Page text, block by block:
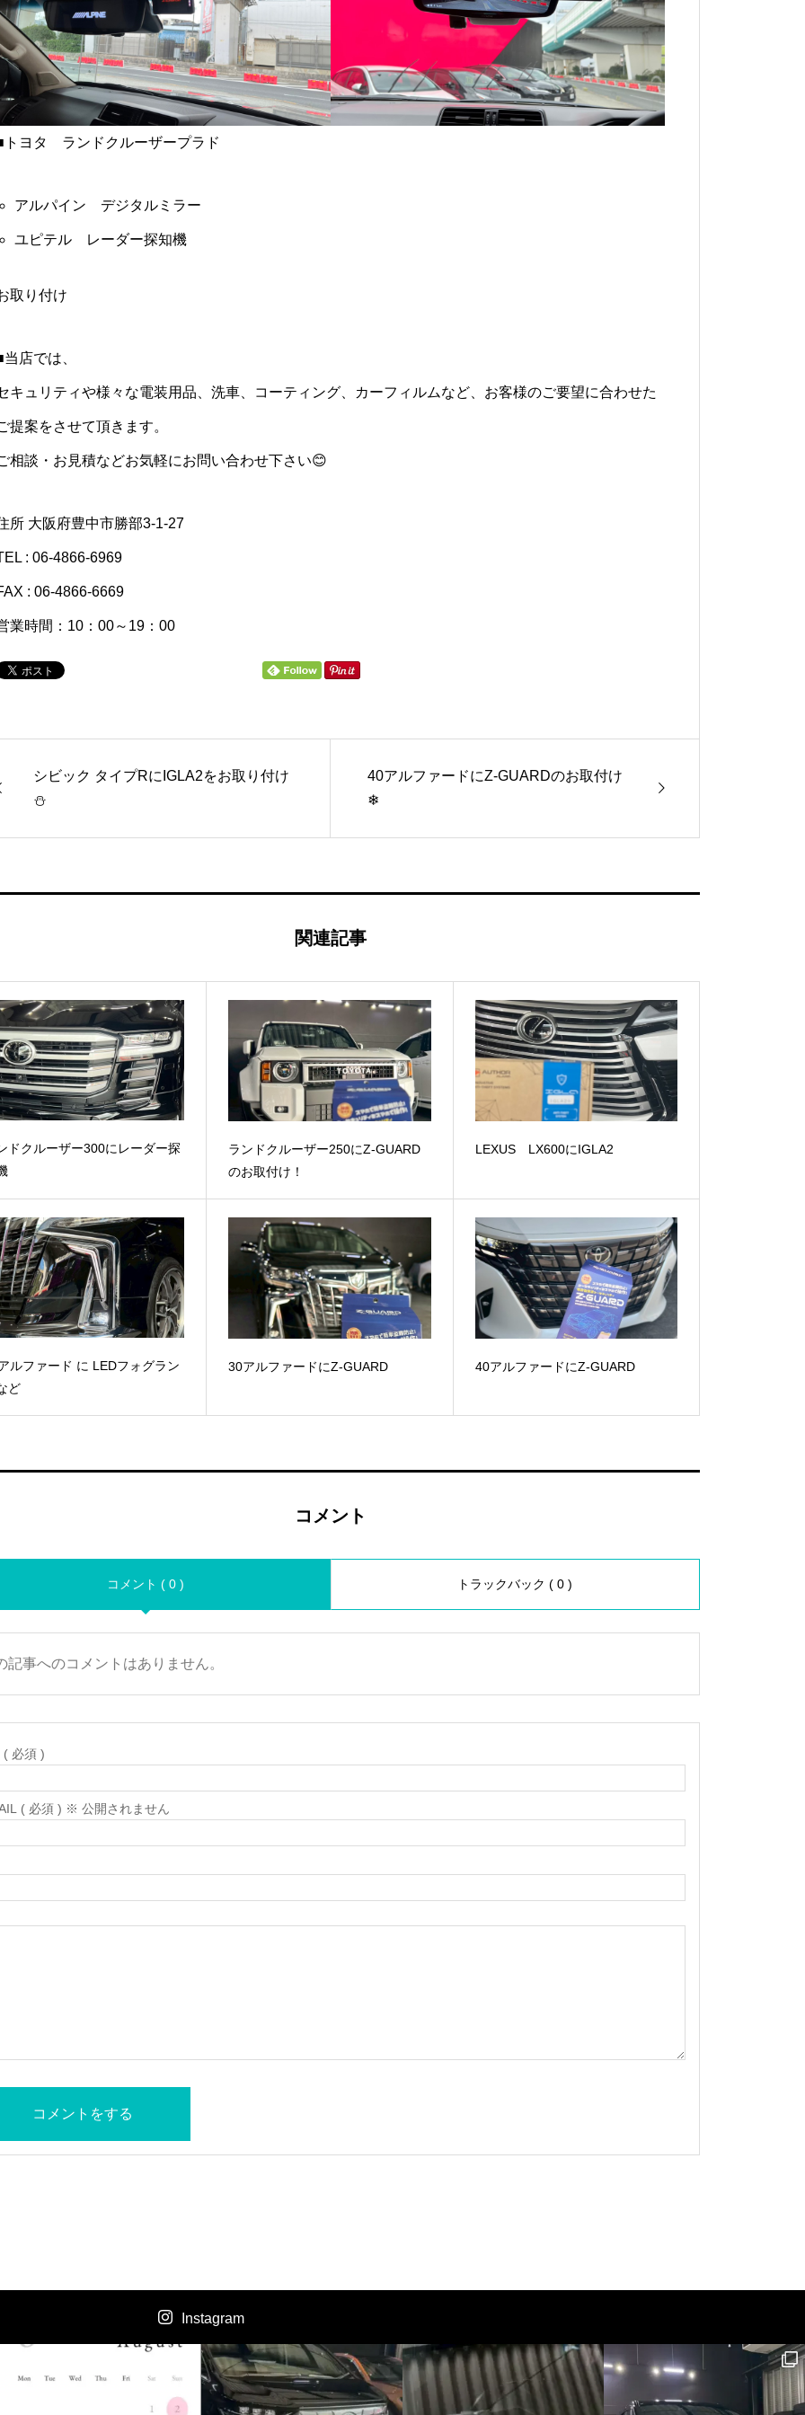
トヨタ ランドクルーザープラド
アルパイン デジタルミラー
ユピテル レーダー探知機
取り付け
当店では、
キュリティや様々な電装用品、洗車、コーティング、カーフィルムなど、お客様のご要望に合わせた
提案をさせて頂きます。
相談・お見積などお気軽にお問い合わせ下さい😊
所 大阪府豊中市勝部3-1-27
: 06-4866-6969
: 06-4866-6669
業時間：10：00～19：00
シビック タイプRにIGLA2をお取り付け
⛄
40アルファードにZ-GUARDのお取付け
❄
関連記事
ドクルーザー300にレーダー探
ランドクルーザー250にZ-GUARD
のお取付け！
LEXUS LX600にIGLA2
ルファード に LEDフォグラン
ど
30アルファードにZ-GUARD 40アルファードにZ-GUARD
コメント
コメント ( 0 ) トラックバック ( 0 )
記事へのコメントはありません。
( 必須 )
( 必須 ) ※ 公開されません
Instagram